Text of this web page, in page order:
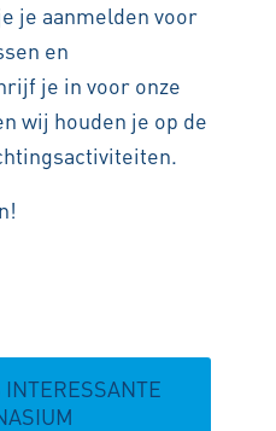
je aanmelden voor
en
je in voor onze
wij houden je op de